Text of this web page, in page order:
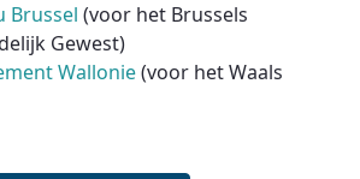
Brussel (voor het Brussels
Gewest)
Wallonie(voor het Waals